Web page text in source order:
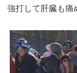
強打して肝臓も痛